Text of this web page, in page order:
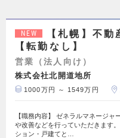
NEW
【札幌】不
【転勤なし】
営業（法人向け）
株式会社北開道地所
1000万円 ～ 1549万円
【職務内容】 ゼネラルマネージャ
や改善などを行っていただきます
ション・戸建てと…